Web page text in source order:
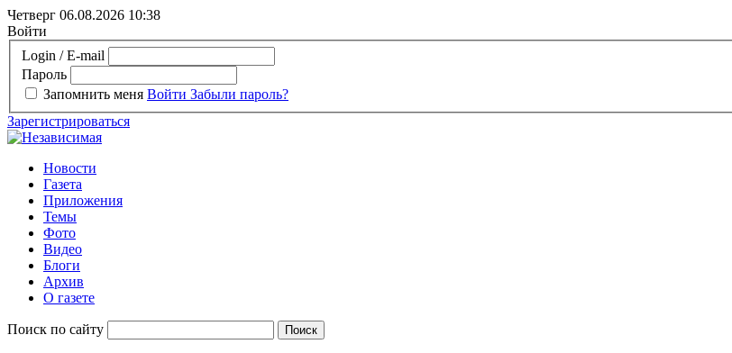
Четверг 06.08.2026 10:38
Войти
Login / E-mail
Пароль
Запомнить меня Войти Забыли пароль?
Зарегистрироваться
Новости
Газета
Приложения
Темы
Фото
Видео
Блоги
Архив
О газете
Поиск по сайту